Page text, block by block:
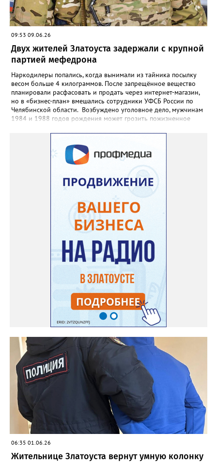
09:53 09.06.26
Двух жителей Златоуста задержали с крупной
партией мефедрона
Наркодилеры попались, когда вынимали из тайника посылку
весом больше 4 килограммов. После запрещённое вещество
планировали расфасовать и продать через интернет-магазин,
но в «бизнес-план» вмешались сотрудники УФСБ России по
Челябинской области. Возбуждено уголовное дело, мужчинам
1984 и 1988 годов рождения может грозить пожизненное
наркотиков региональное УФСБ ведёт по всем фронтам. Так,
сотрудники управления ликвидировали две подпольных
химических лаборатории по производству и расфасовке
наркотических средств. В общей сложности оперативники
изъяли из незаконного оборота более 65 килограммов
«синтетики» и свыше 600 килограммов прекурсоров,
предназначенных для дальнейшего производства наркотиков
и психотропных веществ, а также химические реактивы и
лабораторное оборудование.
06:35 01.06.26
Жительнице Златоуста вернут умную колонку